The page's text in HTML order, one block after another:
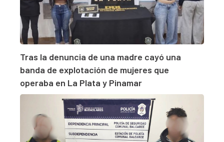
Tras la denuncia de una madre cayó una
banda de explotación de mujeres que
operaba en La Plata y Pinamar